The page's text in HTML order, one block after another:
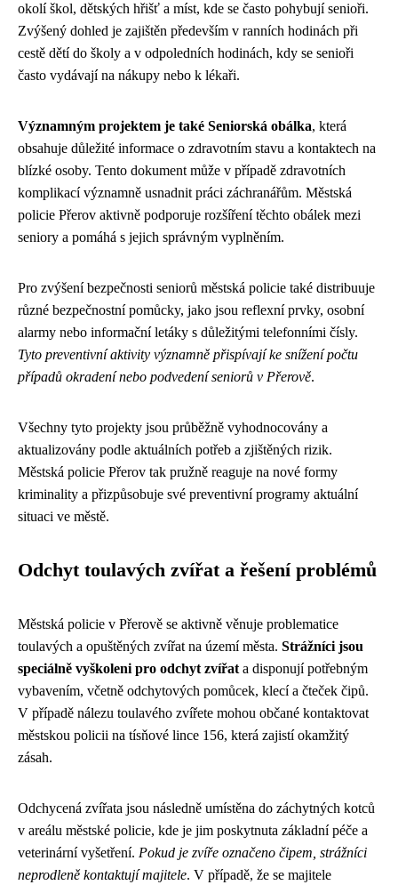
okolí škol, dětských hřišť a míst, kde se často pohybují senioři.
Zvýšený dohled je zajištěn především v ranních hodinách při
cestě dětí do školy a v odpoledních hodinách, kdy se senioři
často vydávají na nákupy nebo k lékaři.
Významným projektem je také Seniorská obálka, která
obsahuje důležité informace o zdravotním stavu a kontaktech na
blízké osoby. Tento dokument může v případě zdravotních
komplikací významně usnadnit práci záchranářům. Městská
policie Přerov aktivně podporuje rozšíření těchto obálek mezi
seniory a pomáhá s jejich správným vyplněním.
Pro zvýšení bezpečnosti seniorů městská policie také distribuuje
různé bezpečnostní pomůcky, jako jsou reflexní prvky, osobní
alarmy nebo informační letáky s důležitými telefonními čísly.
Tyto preventivní aktivity významně přispívají ke snížení počtu
případů okradení nebo podvedení seniorů v Přerově.
Všechny tyto projekty jsou průběžně vyhodnocovány a
aktualizovány podle aktuálních potřeb a zjištěných rizik.
Městská policie Přerov tak pružně reaguje na nové formy
kriminality a přizpůsobuje své preventivní programy aktuální
situaci ve městě.
Odchyt toulavých zvířat a řešení problémů
Městská policie v Přerově se aktivně věnuje problematice
toulavých a opuštěných zvířat na území města. Strážníci jsou
speciálně vyškoleni pro odchyt zvířat a disponují potřebným
vybavením, včetně odchytových pomůcek, klecí a čteček čipů.
V případě nálezu toulavého zvířete mohou občané kontaktovat
městskou policii na tísňové lince 156, která zajistí okamžitý
zásah.
Odchycená zvířata jsou následně umístěna do záchytných kotců
v areálu městské policie, kde je jim poskytnuta základní péče a
veterinární vyšetření. Pokud je zvíře označeno čipem, strážníci
neprodleně kontaktují majitele. V případě, že se majitele